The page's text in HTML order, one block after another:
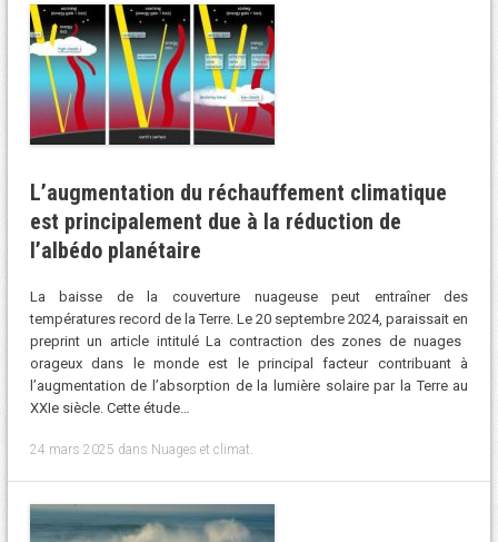
L’augmentation du réchauffement climatique
est principalement due à la réduction de
l’albédo planétaire
La baisse de la couverture nuageuse peut entraîner des
températures record de la Terre. Le 20 septembre 2024, paraissait en
preprint un article intitulé La contraction des zones de nuages ​​
orageux dans le monde est le principal facteur contribuant à
l’augmentation de l’absorption de la lumière solaire par la Terre au
XXIe siècle. Cette étude…
24 mars 2025 dans Nuages et climat